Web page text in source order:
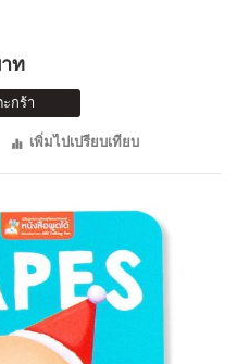
ท
กร้า
เพิ่มไปเปรียบเทียบ